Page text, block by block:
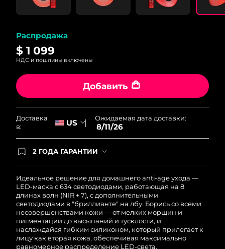
Распродажа
$ 1 099
НДС и пошлины включены
Добавить
Доставка
в:
US Ожидаемая дата доставки:
8/11/26
2 ГОДА ГАРАНТИИ
Это означает, что если в течение 2-х лет со дня
покупки с продуктом возникнут проблемы,
FOREO заменит его бесплатно.
Идеальное решение для домашнего anti-age ухода —
LED-маска с 634 светодиодами, работающая на 8
длинах волн (NIR + 7), с дополнительными
светодиодами в "бриллианте" на лбу. Борись со всеми
несовершенствами кожи — от мелких морщин и
пигментации до высыпаний и тусклости, и
наслаждайся гибким силиконом, который прилегает к
лицу как вторая кожа, обеспечивая максимально
равномерное распределение LED-света.